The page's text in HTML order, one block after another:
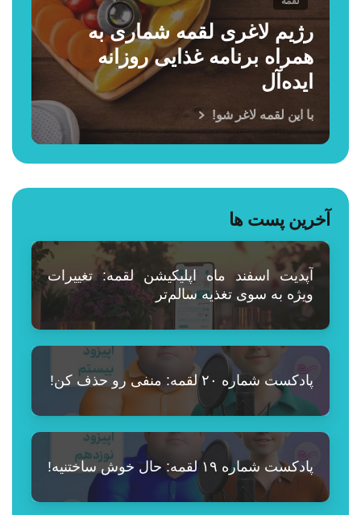
رژیم لاغری لقمه شماری به
همراه برنامه غذایی روزانه
ایده‌آل
با این لقمه لاغر شو!
آخرین پست ها
آپدیت اسفند ماه اپلیکیشن لقمه: تغییرات
ویژه به سوی تغذیه سالم‌تر
پادکست شماره ۲۰ لقمه: منفی رو حذف کن!
پادکست شماره ۱۹ لقمه: حال خوش ساختنیه!